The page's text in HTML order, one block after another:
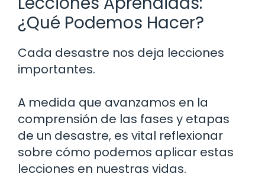
¿Qué Podemos Hacer?
Cada desastre nos deja lecciones
importantes.
A medida que avanzamos en la
comprensión de las fases y etapas
de un desastre, es vital reflexionar
sobre cómo podemos aplicar estas
lecciones en nuestras vidas.